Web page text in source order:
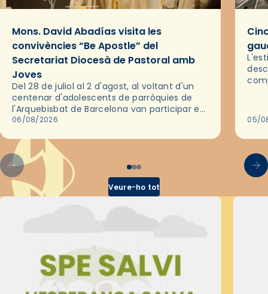
Mons. David Abadías visita les
convivències “Be Apostle” del
Secretariat Diocesà de Pastoral amb
Joves
Del 28 de juliol al 2 d'agost, al voltant d'un
centenar d'adolescents de parròquies de
l'Arquebisbat de Barcelona van participar en
les convivències Be Apostle, organitzades
06/08/2026 05/
Veure-ho tot